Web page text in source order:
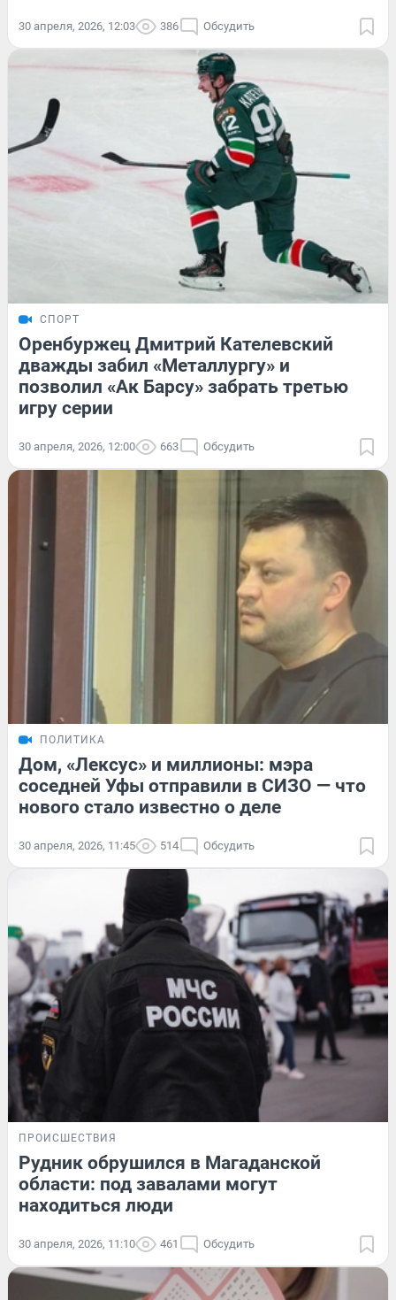
30 апреля, 2026, 12:03 386 Обсудить
СПОРТ
Оренбуржец Дмитрий Кателевский
дважды забил «Металлургу» и
позволил «Ак Барсу» забрать третью
игру серии
30 апреля, 2026, 12:00 663 Обсудить
ПОЛИТИКА
Дом, «Лексус» и миллионы: мэра
соседней Уфы отправили в СИЗО — что
нового стало известно о деле
30 апреля, 2026, 11:45 514 Обсудить
ПРОИСШЕСТВИЯ
Рудник обрушился в Магаданской
области: под завалами могут
находиться люди
30 апреля, 2026, 11:10 461 Обсудить